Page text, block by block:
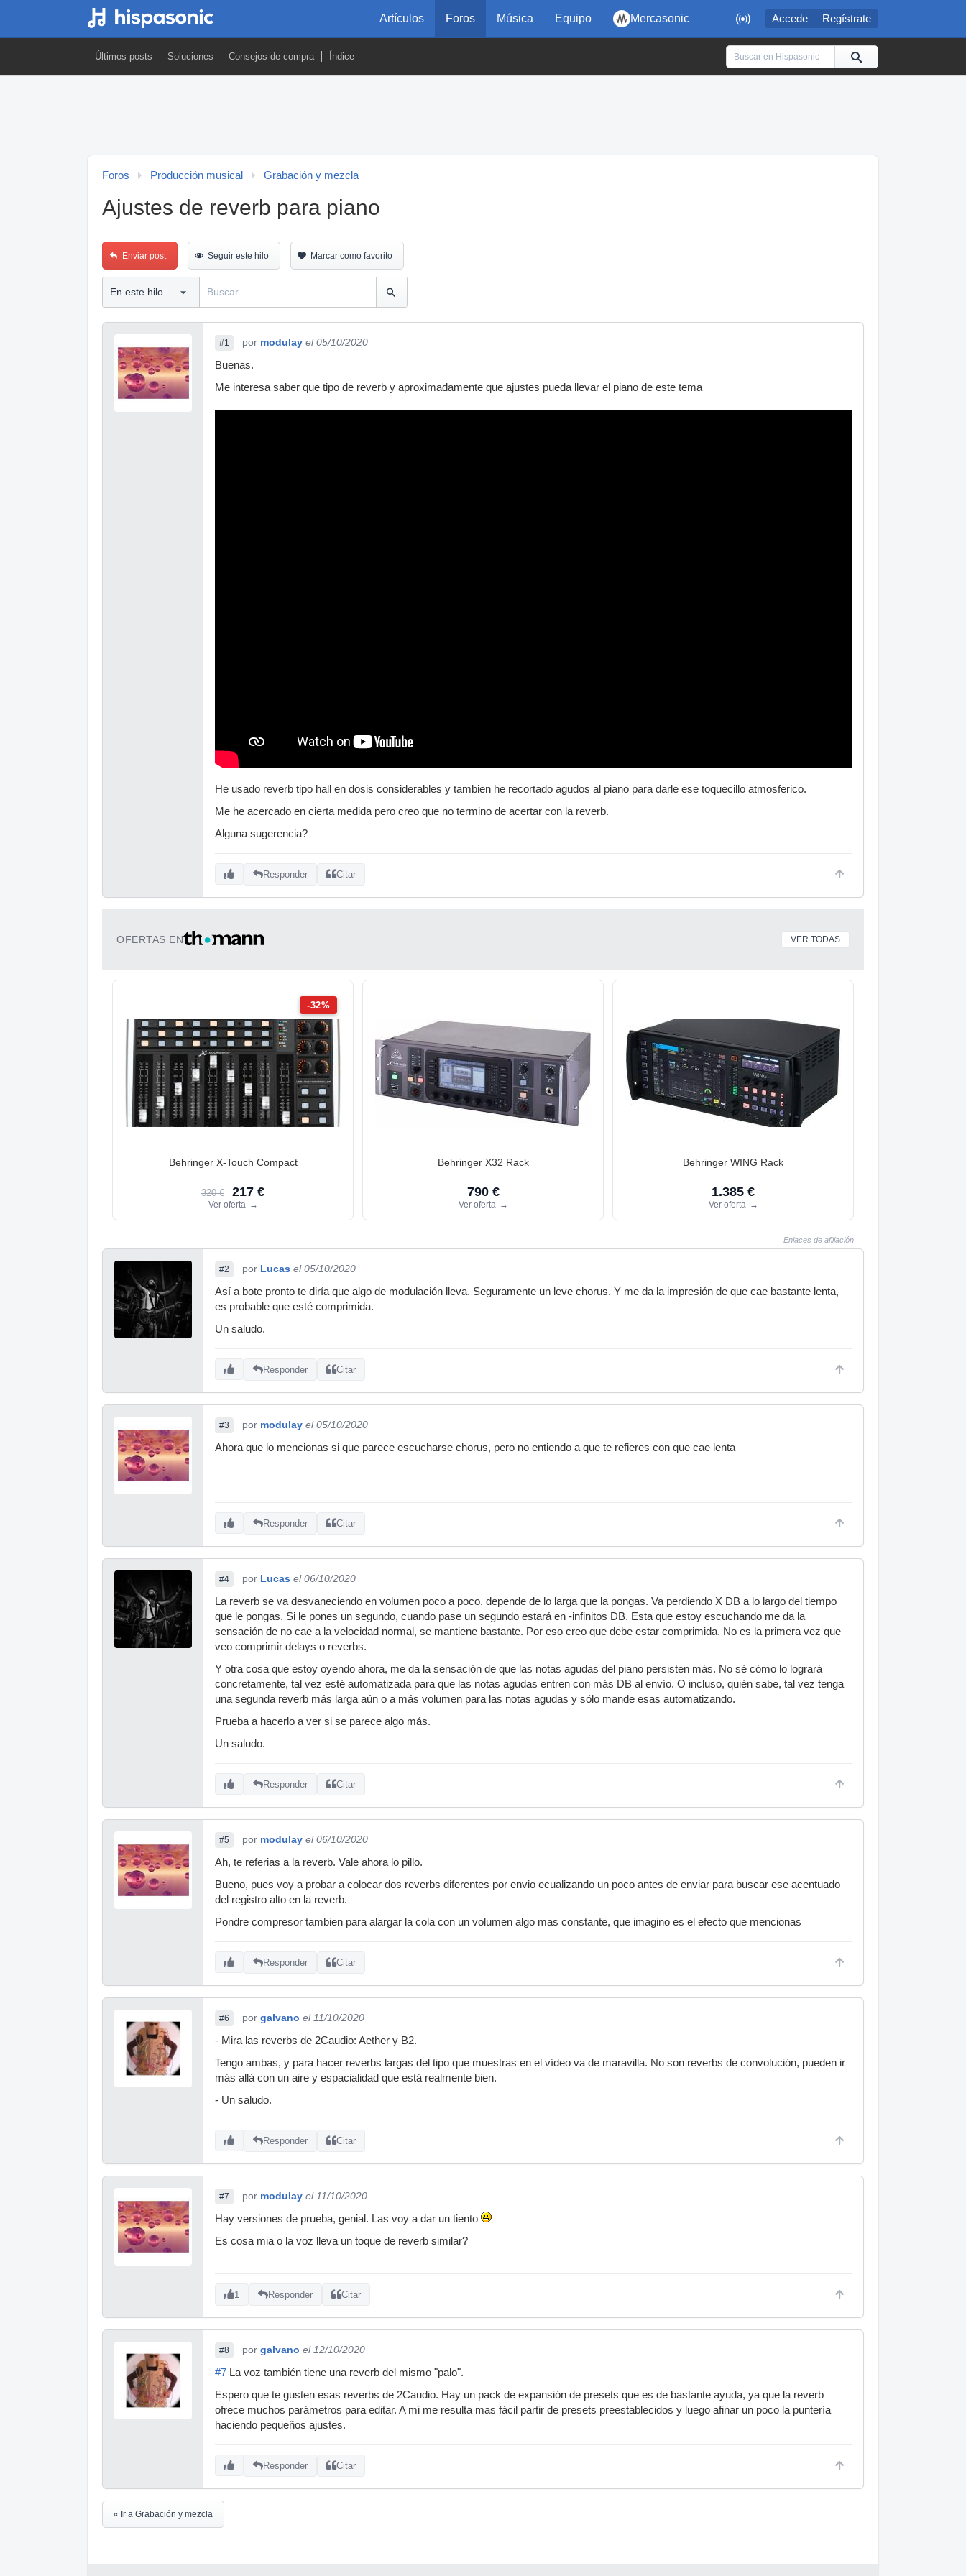
 Accede Regístrate
Artículos Foros Música Equipo Mercasonic
Últimos posts Soluciones Consejos de compra Índice
Foros Producción musical Grabación y mezcla
Ajustes de reverb para piano
Enviar post Seguir este hilo Marcar como favorito
#1 por modulay el 05/10/2020
Buenas.
Me interesa saber que tipo de reverb y aproximadamente que ajustes pueda llevar el piano de este tema
He usado reverb tipo hall en dosis considerables y tambien he recortado agudos al piano para darle ese toquecillo atmosferico.
Me he acercado en cierta medida pero creo que no termino de acertar con la reverb.
Alguna sugerencia?
Responder Citar
OFERTAS EN VER TODAS
-32%
Behringer X-Touch Compact
320 € 217 €
Ver oferta →
Behringer X32 Rack
790 €
Ver oferta →
Behringer WING Rack
1.385 €
Ver oferta →
Enlaces de afiliación
#2 por Lucas el 05/10/2020
Así a bote pronto te diría que algo de modulación lleva. Seguramente un leve chorus. Y me da la impresión de que cae bastante lenta,
es probable que esté comprimida.
Un saludo.
Responder Citar
#3 por modulay el 05/10/2020
Ahora que lo mencionas si que parece escucharse chorus, pero no entiendo a que te refieres con que cae lenta
Responder Citar
#4 por Lucas el 06/10/2020
La reverb se va desvaneciendo en volumen poco a poco, depende de lo larga que la pongas. Va perdiendo X DB a lo largo del tiempo
que le pongas. Si le pones un segundo, cuando pase un segundo estará en -infinitos DB. Esta que estoy escuchando me da la
sensación de no cae a la velocidad normal, se mantiene bastante. Por eso creo que debe estar comprimida. No es la primera vez que
veo comprimir delays o reverbs.
Y otra cosa que estoy oyendo ahora, me da la sensación de que las notas agudas del piano persisten más. No sé cómo lo logrará
concretamente, tal vez esté automatizada para que las notas agudas entren con más DB al envío. O incluso, quién sabe, tal vez tenga
una segunda reverb más larga aún o a más volumen para las notas agudas y sólo mande esas automatizando.
Prueba a hacerlo a ver si se parece algo más.
Un saludo.
Responder Citar
#5 por modulay el 06/10/2020
Ah, te referias a la reverb. Vale ahora lo pillo.
Bueno, pues voy a probar a colocar dos reverbs diferentes por envio ecualizando un poco antes de enviar para buscar ese acentuado
del registro alto en la reverb.
Pondre compresor tambien para alargar la cola con un volumen algo mas constante, que imagino es el efecto que mencionas
Responder Citar
#6 por galvano el 11/10/2020
- Mira las reverbs de 2Caudio: Aether y B2.
Tengo ambas, y para hacer reverbs largas del tipo que muestras en el vídeo va de maravilla. No son reverbs de convolución, pueden ir
más allá con un aire y espacialidad que está realmente bien.
- Un saludo.
Responder Citar
#7 por modulay el 11/10/2020
Hay versiones de prueba, genial. Las voy a dar un tiento
Es cosa mia o la voz lleva un toque de reverb similar?
1 Responder Citar
#8 por galvano el 12/10/2020
#7 La voz también tiene una reverb del mismo "palo".
Espero que te gusten esas reverbs de 2Caudio. Hay un pack de expansión de presets que es de bastante ayuda, ya que la reverb
ofrece muchos parámetros para editar. A mi me resulta mas fácil partir de presets preestablecidos y luego afinar un poco la puntería
haciendo pequeños ajustes.
Responder Citar
« Ir a Grabación y mezcla